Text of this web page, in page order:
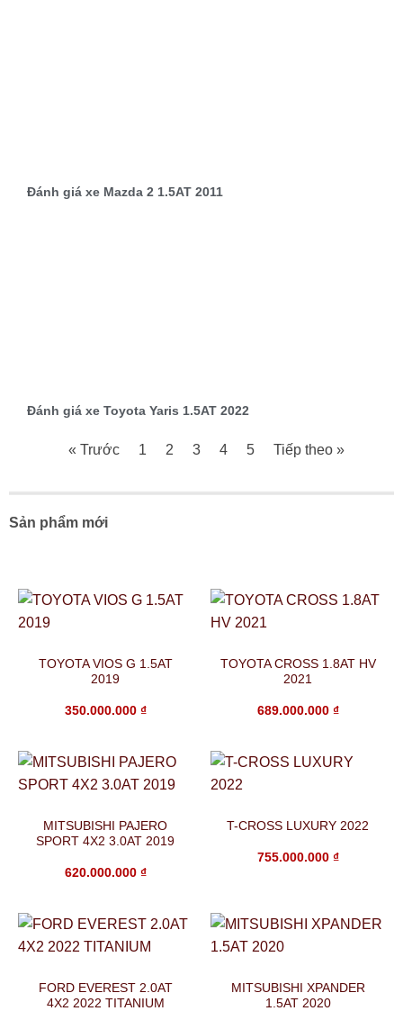
Đánh giá xe Mazda 2 1.5AT 2011
Đánh giá xe Toyota Yaris 1.5AT 2022
« Trước 1 2 3 4 5 Tiếp theo »
Sản phẩm mới
TOYOTA VIOS G 1.5AT
2019
350.000.000 ₫
TOYOTA CROSS 1.8AT HV
2021
689.000.000 ₫
MITSUBISHI PAJERO
SPORT 4X2 3.0AT 2019
620.000.000 ₫
T-CROSS LUXURY 2022
755.000.000 ₫
FORD EVEREST 2.0AT
4X2 2022 TITANIUM
MITSUBISHI XPANDER
1.5AT 2020